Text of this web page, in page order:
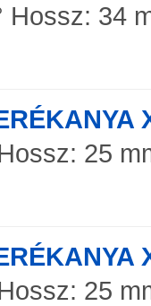
Hossz: 34
25
25